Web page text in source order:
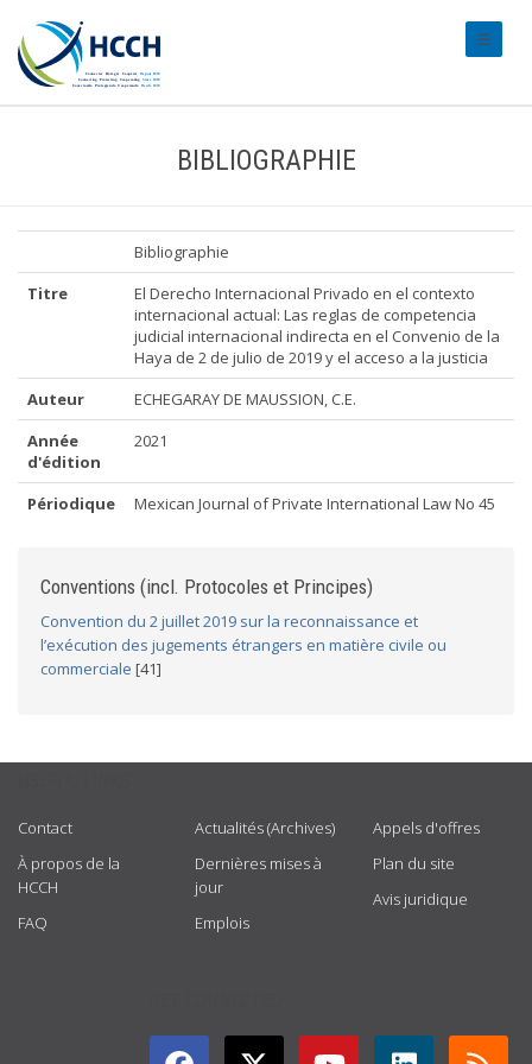
BIBLIOGRAPHIE
Bibliographie
Titre
El Derecho Internacional Privado en el contexto
internacional actual: Las reglas de competencia
judicial internacional indirecta en el Convenio de la
Haya de 2 de julio de 2019 y el acceso a la justicia
Auteur
ECHEGARAY DE MAUSSION, C.E.
Année
d'édition
2021
Périodique Mexican Journal of Private International Law No 45
Conventions (incl. Protocoles et Principes)
Convention du 2 juillet 2019 sur la reconnaissance et
l’exécution des jugements étrangers en matière civile ou
commerciale [41]
Contact
À propos de la
HCCH
FAQ
Actualités (Archives)
Dernières mises à
jour
Emplois
Appels d'offres
Plan du site
Avis juridique